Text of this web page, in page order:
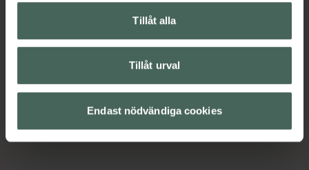
Tillåt alla
Tillåt urval
Endast nödvändiga cookies
Instruktioner